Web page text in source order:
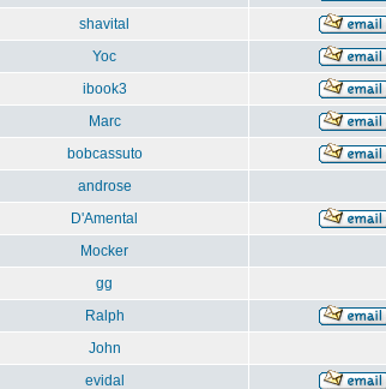
shavital
Yoc
ibook3
Marc
bobcassuto
androse
D'Amental
Mocker
gg
Ralph
John
evidal